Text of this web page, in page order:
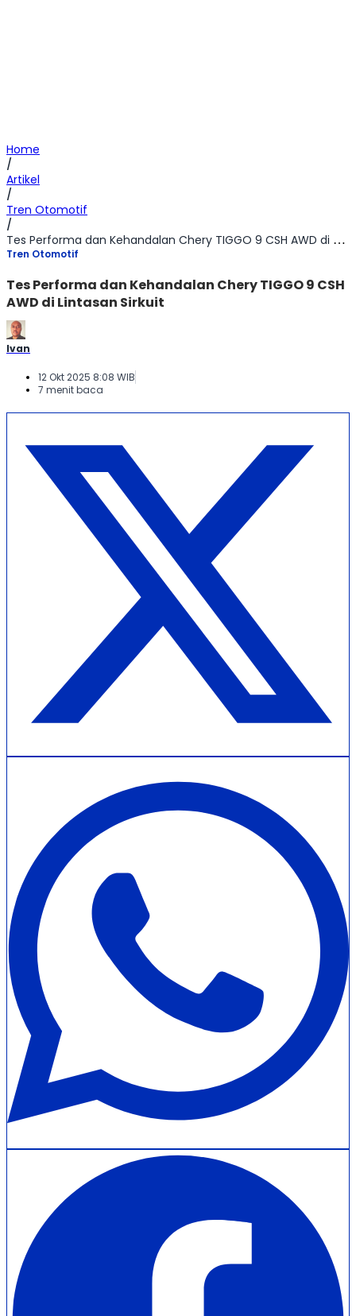
Home
/
Artikel
/
Tren Otomotif
/
Tes Performa dan Kehandalan Chery TIGGO 9 CSH AWD di Lintasan Sirkuit
Tren Otomotif
Tes Performa dan Kehandalan Chery TIGGO 9 CSH
AWD di Lintasan Sirkuit
Ivan
12 Okt 2025 8:08 WIB
7 menit baca